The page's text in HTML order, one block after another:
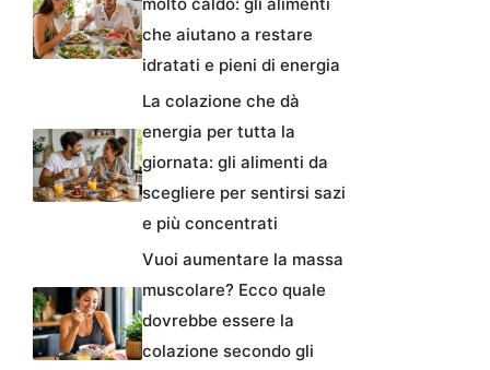
che aiutano a restare
idratati e pieni di energia
La colazione che dà
energia per tutta la
giornata: gli alimenti da
scegliere per sentirsi sazi
e più concentrati
Vuoi aumentare la massa
muscolare? Ecco quale
dovrebbe essere la
colazione secondo gli